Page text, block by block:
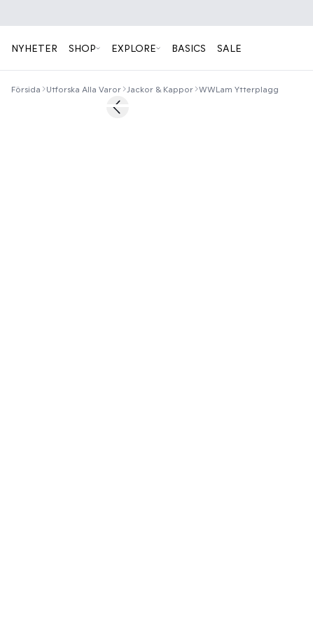
NYHETER SHOP EXPLORE BASICS SALE
Försida Utforska Alla Varor Jackor & Kappor WWLam Ytterplagg
50%Previous slide